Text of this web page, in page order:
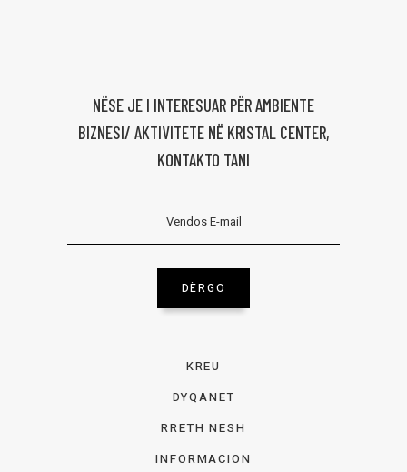
NËSE JE I INTERESUAR PËR AMBIENTE
BIZNESI/ AKTIVITETE NË KRISTAL CENTER,
KONTAKTO TANI
DËRGO
KREU
DYQANET
RRETH NESH
INFORMACION